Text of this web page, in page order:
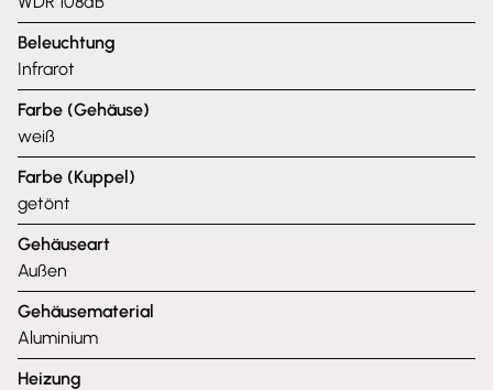
Beleuchtung
Infrarot
Farbe (Gehäuse)
weiß
Farbe (Kuppel)
getönt
Gehäuseart
Außen
Gehäusematerial
Aluminium
Heizung